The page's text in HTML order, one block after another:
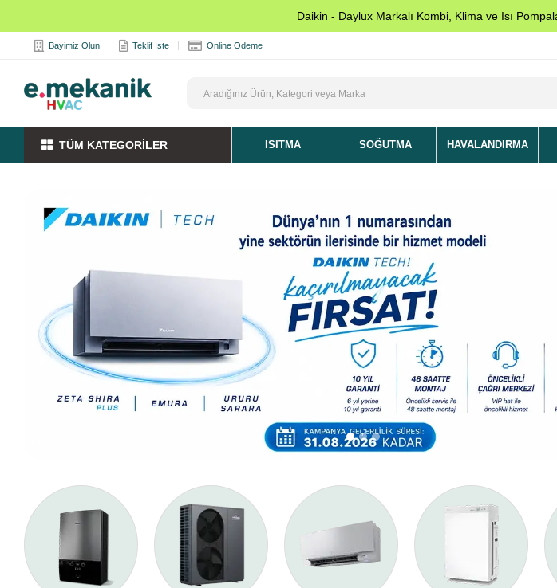
Daikin - Daylux Markalı Kombi, Klima ve Isı
Bayimiz Olun Teklif İste Online Ödeme
TÜM KATEGORİLER ISITMA SOĞUTMA HAVALANDIRMA